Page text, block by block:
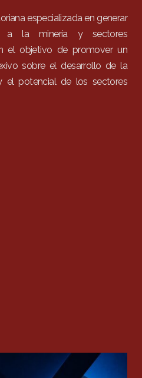
especializada en generar
a la minería y sectores
el objetivo de promover un
sobre el desarrollo de la
el potencial de los sectores